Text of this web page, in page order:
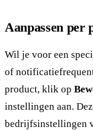
Aanpassen per
Wil je voor een
of
product, klik op
instellingen aan.
bedrijfsinstellingen